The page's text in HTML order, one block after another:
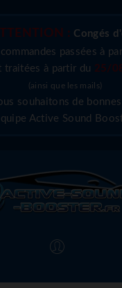
: Congés
commandes passées à
traitées à partir du 25/
(ainsi que les mails)
souhaitons de
Active Sound